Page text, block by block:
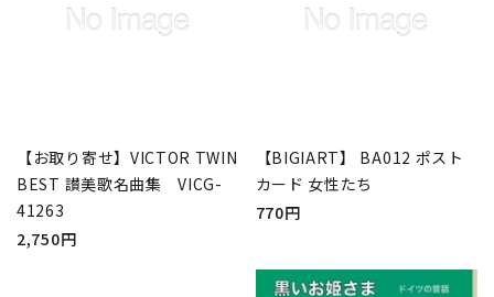
【お取り寄せ】VICTOR TWIN
BEST 讃美歌名曲集 VICG-
41263
2,750円
【BIGIART】 BA012 ポスト
カード 女性たち
770円